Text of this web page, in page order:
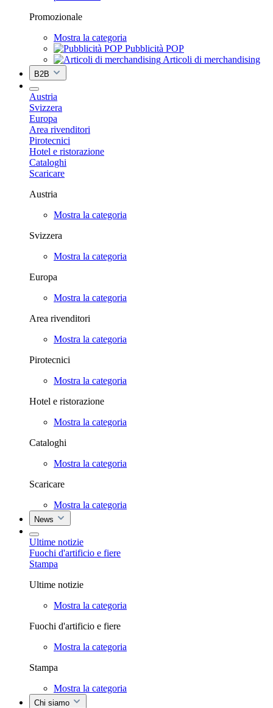
Promozionale
Mostra la categoria
Pubblicità POP
Articoli di merchandising
B2B
Austria
Svizzera
Europa
Area rivenditori
Pirotecnici
Hotel e ristorazione
Cataloghi
Scaricare
Austria
Mostra la categoria
Svizzera
Mostra la categoria
Europa
Mostra la categoria
Area rivenditori
Mostra la categoria
Pirotecnici
Mostra la categoria
Hotel e ristorazione
Mostra la categoria
Cataloghi
Mostra la categoria
Scaricare
Mostra la categoria
News
Ultime notizie
Fuochi d'artificio e fiere
Stampa
Ultime notizie
Mostra la categoria
Fuochi d'artificio e fiere
Mostra la categoria
Stampa
Mostra la categoria
Chi siamo